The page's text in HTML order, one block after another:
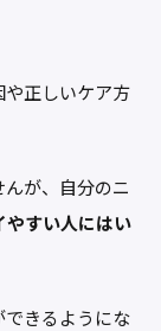
正しいケア方
んが、自分のニ
やすい人にはい
きるようにな